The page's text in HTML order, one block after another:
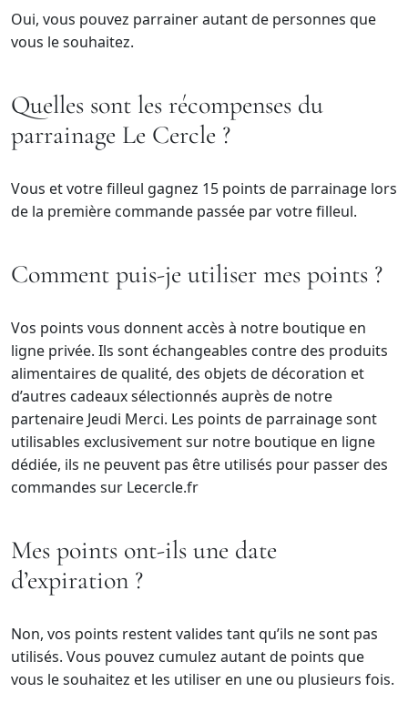
Oui, vous pouvez parrainer autant de personnes que
vous le souhaitez.
Quelles sont les récompenses du
parrainage Le Cercle ?
Vous et votre filleul gagnez 15 points de parrainage lors
de la première commande passée par votre filleul.
Comment puis-je utiliser mes points ?
Vos points vous donnent accès à notre boutique en
ligne privée. Ils sont échangeables contre des produits
alimentaires de qualité, des objets de décoration et
d’autres cadeaux sélectionnés auprès de notre
partenaire Jeudi Merci. Les points de parrainage sont
utilisables exclusivement sur notre boutique en ligne
dédiée, ils ne peuvent pas être utilisés pour passer des
commandes sur Lecercle.fr
Mes points ont-ils une date
d’expiration ?
Non, vos points restent valides tant qu’ils ne sont pas
utilisés. Vous pouvez cumulez autant de points que
vous le souhaitez et les utiliser en une ou plusieurs fois.